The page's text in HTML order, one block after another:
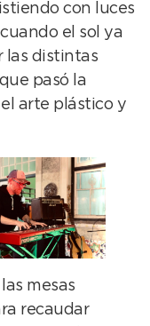
con luces
el sol ya
las distintas
pasó la
arte plástico y
mesas
recaudar